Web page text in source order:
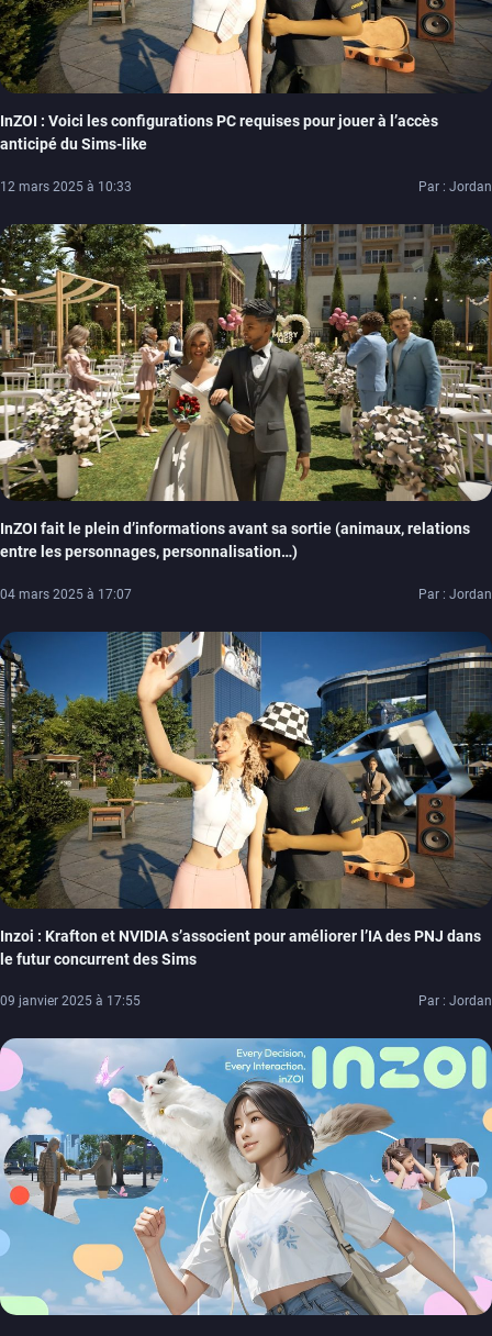
InZOI : Voici les configurations PC requises pour jouer à l’accès
anticipé du Sims-like
12 mars 2025 à 10:33 Par : Jordan
InZOI fait le plein d’informations avant sa sortie (animaux, relations
entre les personnages, personnalisation…)
04 mars 2025 à 17:07 Par : Jordan
Inzoi : Krafton et NVIDIA s’associent pour améliorer l’IA des PNJ dans
le futur concurrent des Sims
09 janvier 2025 à 17:55 Par : Jordan